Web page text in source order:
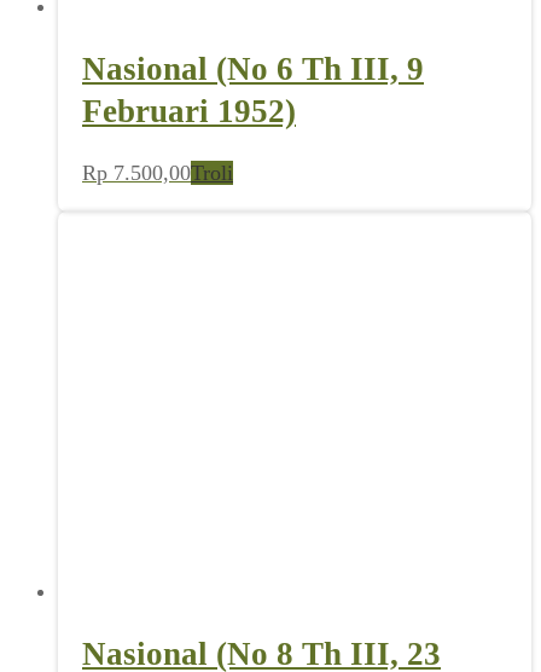
Nasional (No 6 Th III, 9
Februari 1952)
Rp 7.500,00Troli
Nasional (No 8 Th III, 23